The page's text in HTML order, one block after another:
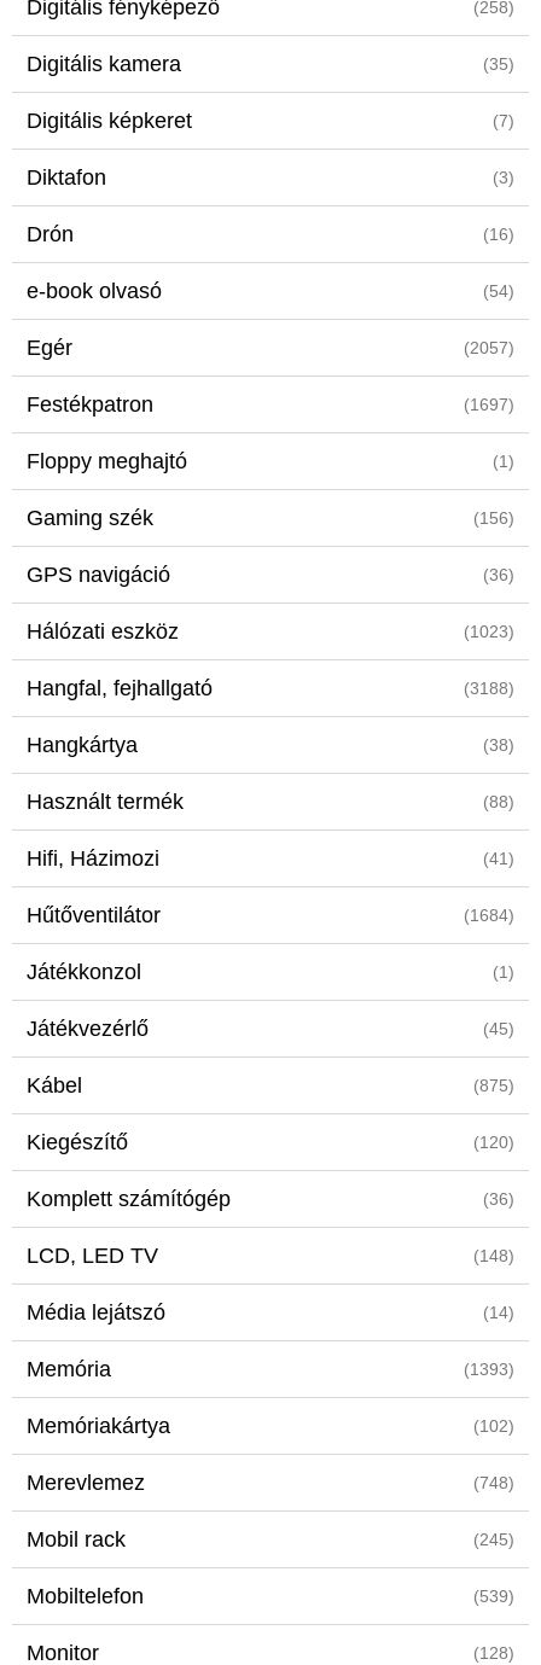
Digitális fényképező (258)
Digitális kamera (35)
Digitális képkeret (7)
Diktafon (3)
Drón (16)
e-book olvasó (54)
Egér (2057)
Festékpatron (1697)
Floppy meghajtó (1)
Gaming szék (156)
GPS navigáció (36)
Hálózati eszköz (1023)
Hangfal, fejhallgató (3188)
Hangkártya (38)
Használt termék (88)
Hifi, Házimozi (41)
Hűtőventilátor (1684)
Játékkonzol (1)
Játékvezérlő (45)
Kábel (875)
Kiegészítő (120)
Komplett számítógép (36)
LCD, LED TV (148)
Média lejátszó (14)
Memória (1393)
Memóriakártya (102)
Merevlemez (748)
Mobil rack (245)
Mobiltelefon (539)
Monitor (128)